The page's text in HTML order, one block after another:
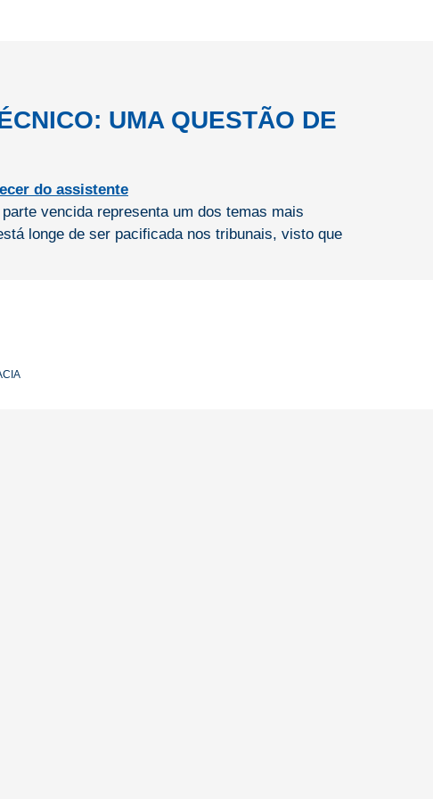
UMA QUESTÃO DE
vencida representa um dos temas mais
longe de ser pacificada nos tribunais, visto que